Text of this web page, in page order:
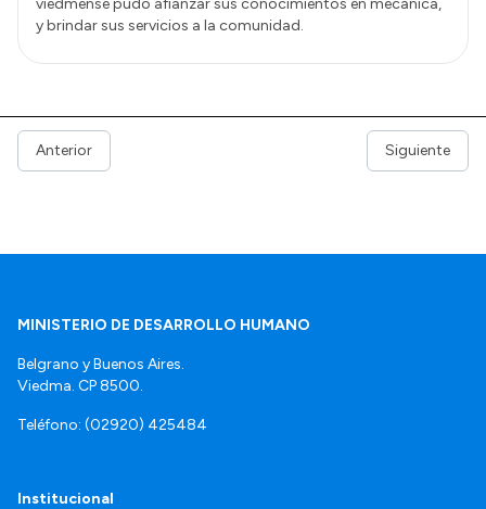
y brindar sus servicios a la comunidad.
Anterior Siguiente
MINISTERIO DE DESARROLLO HUMANO
Belgrano y Buenos Aires.
Viedma. CP 8500.
Teléfono: (02920) 425484
Institucional